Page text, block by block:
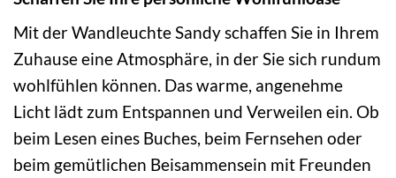
Mit der Wandleuchte Sandy schaffen Sie in Ihrem
Zuhause eine Atmosphäre, in der Sie sich rundum
wohlfühlen können. Das warme, angenehme
Licht lädt zum Entspannen und Verweilen ein. Ob
beim Lesen eines Buches, beim Fernsehen oder
beim gemütlichen Beisammensein mit Freunden